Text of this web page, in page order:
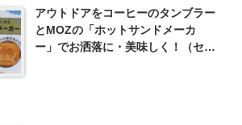
アウトドアをコーヒーのタンブラー
とMOZの「ホットサンドメーカ
ー」でお洒落に・美味しく！（セブ